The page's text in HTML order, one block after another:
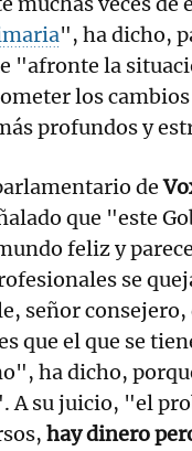
", ha dicho,
"afronte la
los
profundos y
de
que "este
feliz y
se
señor consejero,
que el que se
ha dicho,
A su juicio, "el
hay dinero